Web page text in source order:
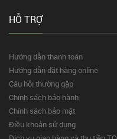
HỖ TRỢ
Hướng dẫn thanh toán
Hướng dẫn đặt hàng online
Câu hỏi thường gặp
Chính sách bảo hành
Chính sách bảo mật
Điều khoản sử dụng